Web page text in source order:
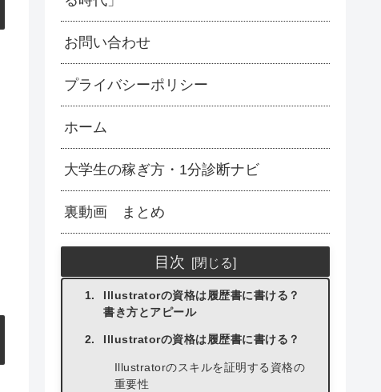
お問い合わせ
プライバシーポリシー
ホーム
大学生の稼ぎ方・1分診断ナビ
裏動画 まとめ
目次
Illustratorの資格は履歴書に書ける？
書き方とアピール
Illustratorの資格は履歴書に書ける？
Illustratorのスキルを証明する資格の
重要性